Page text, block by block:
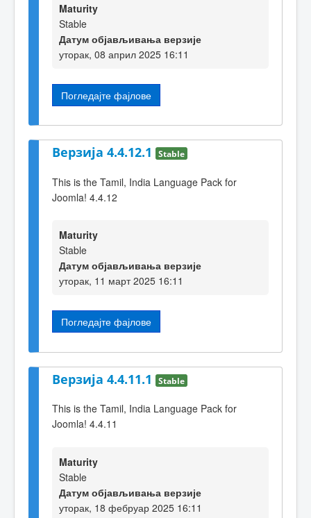
Maturity
Stable
Датум објављивања верзије
уторак, 08 април 2025 16:11
Погледајте фајлове
Верзија 4.4.12.1 Stable
This is the Tamil, India Language Pack for
Joomla! 4.4.12
Maturity
Stable
Датум објављивања верзије
уторак, 11 март 2025 16:11
Погледајте фајлове
Верзија 4.4.11.1 Stable
This is the Tamil, India Language Pack for
Joomla! 4.4.11
Maturity
Stable
Датум објављивања верзије
уторак, 18 фебруар 2025 16:11